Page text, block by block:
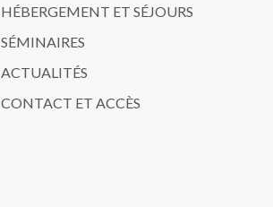
HÉBERGEMENT ET SÉJOURS
SÉMINAIRES
ACTUALITÉS
CONTACT ET ACCÈS